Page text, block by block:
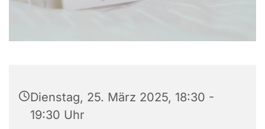
Dienstag, 25. März 2025, 18:30 -
19:30 Uhr